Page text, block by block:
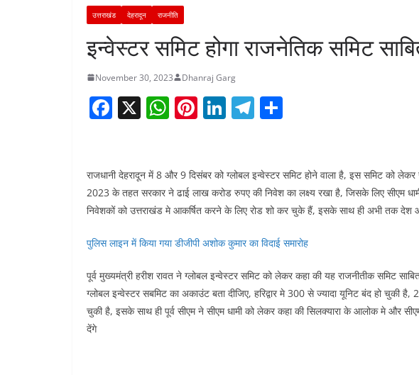
उत्तराखंड देहरादून राजनीति
इन्वेस्टर समिट होगा राजनेतिक समिट
November 30, 2023 Dhanraj Garg
F
e
b
o
o
k
X W
s
A
p
p
Pi
e
st
Li
e
dI
n
T
gr
a
m
e
राजधानी देहरादून में 8 और 9 दिसंबर को ग्लोबल इन्वेस्टर समिट होने वाला है, इस समिट को लेकर
2023 के तहत सरकार ने ढाई लाख करोड रुपए की निवेश का लक्ष्य रखा है, जिसके लिए सीएम
निवेशकों को उत्तराखंड मे आकर्षित करने के लिए रोड शो कर चुके हैं, इसके साथ ही अभी तक देश
पुलिस लाइन में किया गया डीजीपी अशोक कुमार का विदाई समारोह
पूर्व मुख्यमंत्री हरीश रावत ने ग्लोबल इन्वेस्टर समिट को लेकर कहा की यह राजनीतीक समिट
ग्लोबल इन्वेस्टर सबमिट का अकाउंट बता दीजिए, हरिद्वार मे 300 से ज्यादा यूनिट बंद हो चुकी
चुकी है, इसके साथ ही पूर्व सीएम ने सीएम धामी को लेकर कहा की सिलक्यारा के आलोक मे और
देंगे